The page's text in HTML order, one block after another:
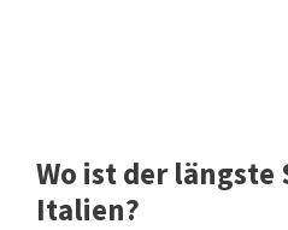
Wo ist der längste
Italien?